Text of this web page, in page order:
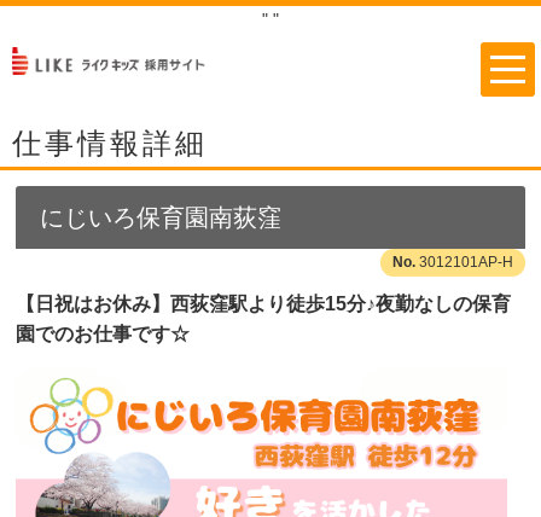
" "
仕事情報詳細
にじいろ保育園南荻窪
3012101AP-H
【日祝はお休み】西荻窪駅より徒歩15分♪夜勤なしの保育
園でのお仕事です☆